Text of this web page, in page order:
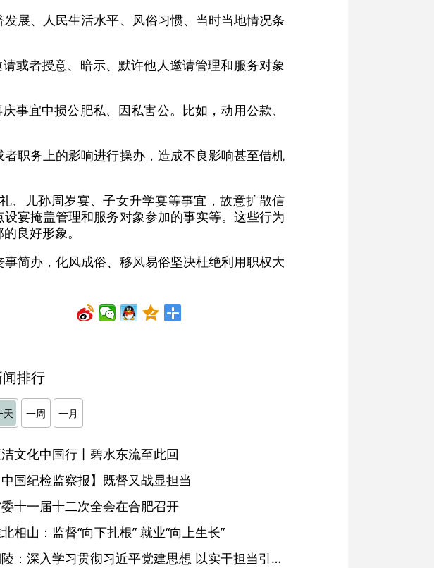
展、人民生活水平、风俗习惯、当时当地情况条
或者授意、暗示、默许他人邀请管理和服务对象
事宜中损公肥私、因私害公。比如，动用公款、
职务上的影响进行操办，造成不良影响甚至借机
、儿孙周岁宴、子女升学宴等事宜，故意扩散信
宴掩盖管理和服务对象参加的事实等。这些行为
良好形象。
简办，化风成俗、移风易俗坚决杜绝利用职权大
排行
天 一周 一月
文化中国行丨碧水东流至此回
中国纪检监察报】既督又战显担当
十一届十二次全会在合肥召开
相山：监督“向下扎根” 就业“向上生长”
铜陵：深入学习贯彻习近平党建思想 以实干担当引领纪检监察工作高质量发展